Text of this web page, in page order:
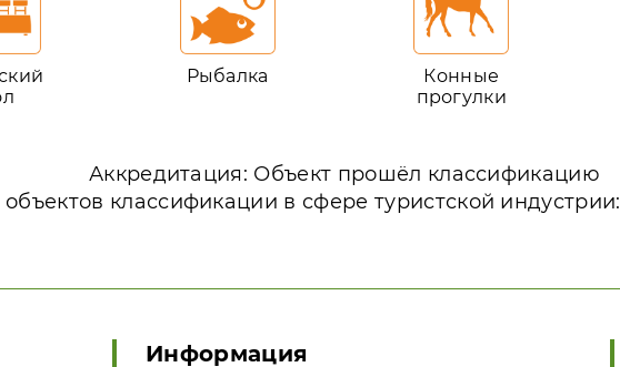
Рыбалка
Конные
прогулки
Аккредитация: Объект прошёл классификацию
классификации в сфере туристской индустрии:
Информация